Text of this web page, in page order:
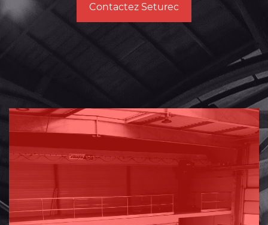
Contactez Seturec